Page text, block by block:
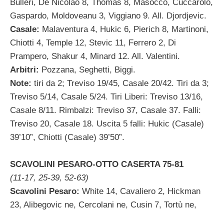
Bulleri, De Nicolao 8, Thomas 8, Masocco, Cuccarolo,
Gaspardo, Moldoveanu 3, Viggiano 9. All. Djordjevic.
Casale: Malaventura 4, Hukic 6, Pierich 8, Martinoni,
Chiotti 4, Temple 12, Stevic 11, Ferrero 2, Di
Prampero, Shakur 4, Minard 12. All. Valentini.
Arbitri: Pozzana, Seghetti, Biggi.
Note: tiri da 2; Treviso 19/45, Casale 20/42. Tiri da 3;
Treviso 5/14, Casale 5/24. Tiri Liberi: Treviso 13/16,
Casale 8/11. Rimbalzi: Treviso 37, Casale 37. Falli:
Treviso 20, Casale 18. Uscita 5 falli: Hukic (Casale)
39’10”, Chiotti (Casale) 39’50”.
SCAVOLINI PESARO-OTTO CASERTA 75-81
(11-17, 25-39, 52-63)
Scavolini Pesaro: White 14, Cavaliero 2, Hickman
23, Alibegovic ne, Cercolani ne, Cusin 7, Tortù ne,